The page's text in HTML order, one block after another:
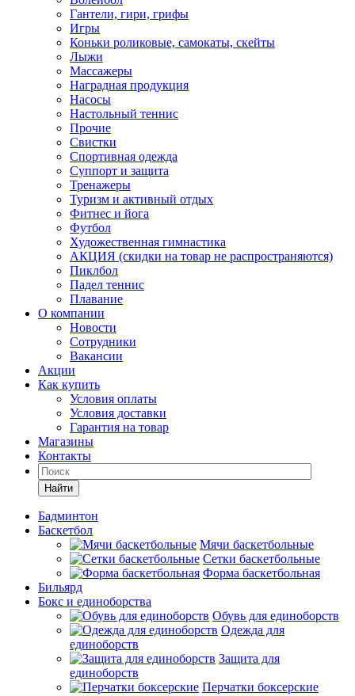
Гантели, гири, грифы
Игры
Коньки роликовые, самокаты, скейты
Лыжи
Массажеры
Наградная продукция
Насосы
Настольный теннис
Прочие
Свистки
Спортивная одежда
Суппорт и защита
Тренажеры
Туризм и активный отдых
Фитнес и йога
Футбол
Художественная гимнастика
АКЦИЯ (скидки на товар не распространяются)
Пиклбол
Падел теннис
Плавание
О компании
Новости
Сотрудники
Вакансии
Акции
Как купить
Условия оплаты
Условия доставки
Гарантия на товар
Магазины
Контакты
Найти
Бадминтон
Баскетбол
Мячи баскетбольные
Сетки баскетбольные
Форма баскетбольная
Бильярд
Бокс и единоборства
Обувь для единоборств
Одежда для
единоборств
Защита для
единоборств
Перчатки боксерские